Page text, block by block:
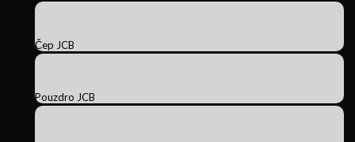
Čep JCB
Pouzdro JCB